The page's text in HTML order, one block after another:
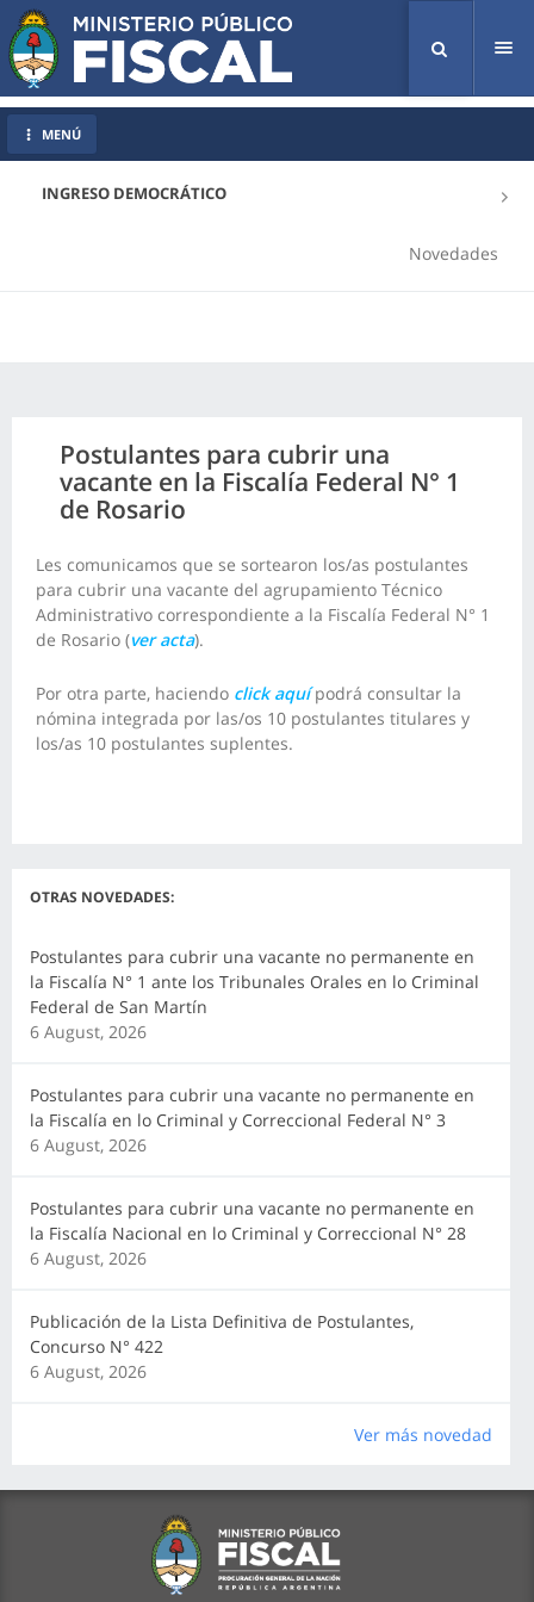
INGRESO DEMOCRÁTICO
Novedades
MENÚ
Postulantes para cubrir una
vacante en la Fiscalía Federal N° 1
de Rosario
Les comunicamos que se sortearon los/as postulantes
para cubrir una vacante del agrupamiento Técnico
Administrativo correspondiente a la Fiscalía Federal N° 1
de Rosario (ver acta).
Por otra parte, haciendo click aquí podrá consultar la
nómina integrada por las/os 10 postulantes titulares y
los/as 10 postulantes suplentes.
OTRAS NOVEDADES:
Postulantes para cubrir una vacante no permanente en
la Fiscalía N° 1 ante los Tribunales Orales en lo Criminal
Federal de San Martín
6 August, 2026
Postulantes para cubrir una vacante no permanente en
la Fiscalía en lo Criminal y Correccional Federal N° 3
6 August, 2026
Postulantes para cubrir una vacante no permanente en
la Fiscalía Nacional en lo Criminal y Correccional N° 28
6 August, 2026
Publicación de la Lista Definitiva de Postulantes,
Concurso N° 422
6 August, 2026
Ver más novedad